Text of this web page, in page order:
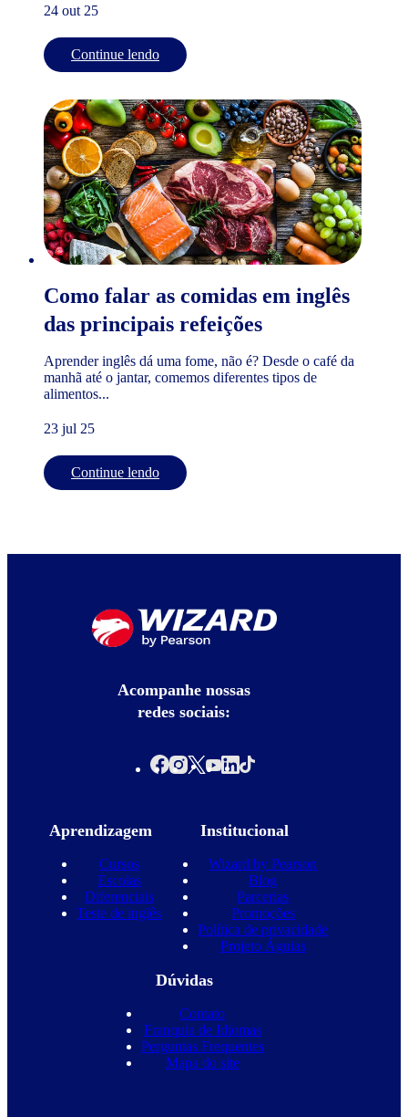
24 out 25
Continue lendo
Como falar as comidas em inglês
das principais refeições
Aprender inglês dá uma fome, não é? Desde o café da
manhã até o jantar, comemos diferentes tipos de
alimentos...
23 jul 25
Continue lendo
Acompanhe nossas
redes sociais:
Aprendizagem
Cursos
Escolas
Diferenciais
Teste de inglês
Institucional
Wizard by Pearson
Blog
Parcerias
Promoções
Política de privacidade
Projeto Águias
Dúvidas
Contato
Franquia de Idiomas
Perguntas Frequentes
Mapa do site